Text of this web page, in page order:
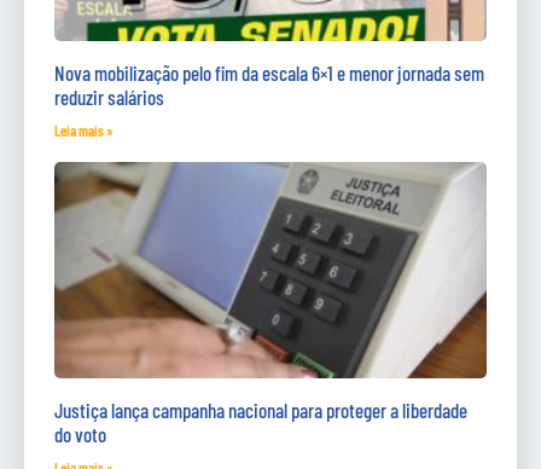
Nova mobilização pelo fim da escala 6×1 e menor jornada sem
reduzir salários
Leia mais »
Justiça lança campanha nacional para proteger a liberdade
do voto